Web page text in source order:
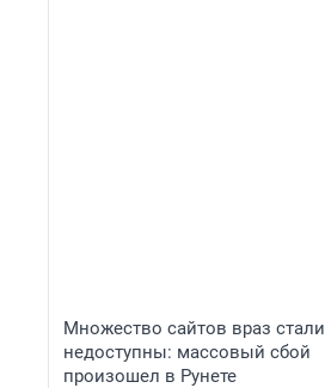
Множество сайтов враз стали
недоступны: массовый сбой
произошел в Рунете